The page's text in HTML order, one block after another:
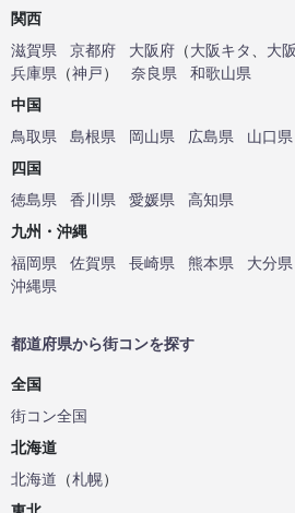
関西
滋賀県
京都府 大阪府 （大阪キタ 大
兵庫県 （神戸） 奈良県
和歌山県
中国
鳥取県
島根県 岡山県 広島県
山口県
四国
徳島県
香川県 愛媛県
高知県
九州・沖縄
福岡県
佐賀県 長崎県 熊本県 大分県
沖縄県
都道府県から街コンを探す
全国
街コン全国
北海道
北海道 （札幌）